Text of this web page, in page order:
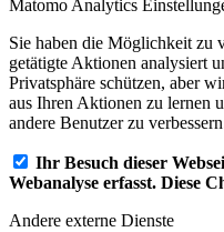
Matomo Analytics
Sie haben die Möglichkeit zu
getätigte Aktionen analysiert
Privatsphäre schützen, aber
aus Ihren Aktionen zu lernen
andere Benutzer zu
Ihr Besuch dieser
Webanalyse erfasst. Diese
Andere externe Dienste